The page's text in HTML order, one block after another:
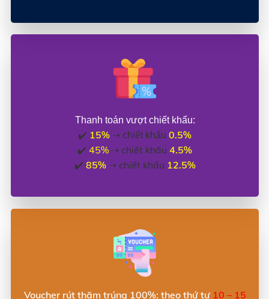
Thanh toán vượt chiết khấu:
✔️ 15% ➝ chiết khấu 0.5%
✔️ 45% ➝ chiết khấu 4.5%
✔️ 85%➝ chiết khấu 12.5%
Voucher rút thăm trúng 100%: theo thứ tự 10 – 15